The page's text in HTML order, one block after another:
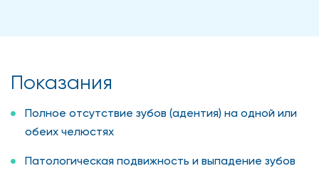
Показания
Полное отсутствие зубов (адентия) на одной или
обеих челюстях
Патологическая подвижность и выпадение зубов